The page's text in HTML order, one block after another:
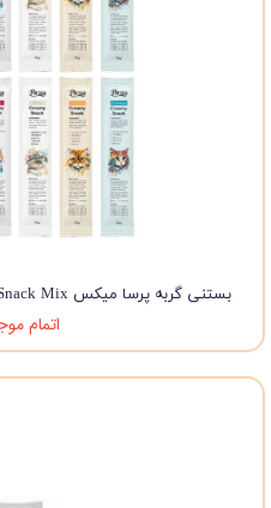
بستنی گربه پرسا میکس Perssa Creamy Snack Mix بسته 12 عددی
اتمام